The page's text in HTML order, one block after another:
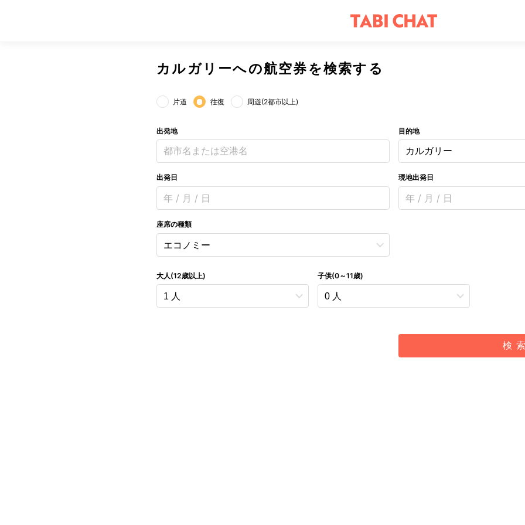
カルガリーへの航空券を検索する
片道 往復 周遊(2都市以上)
出発地
都市名または空港名
目的地
カルガリー
出発日
年 / 月 / 日
現地出発日
年 / 月 / 日
座席の種類
大人(12歳以上) 子供(0～11歳)
検